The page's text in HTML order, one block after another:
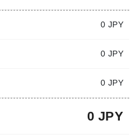
0 JPY
0 JPY
0 JPY
0 JPY